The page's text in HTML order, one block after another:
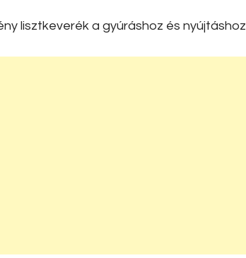
lisztkeverék a gyúráshoz és nyújtáshoz